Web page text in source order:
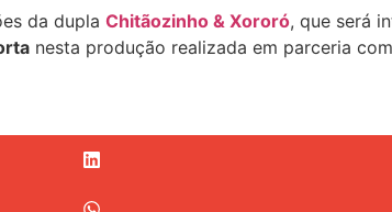
da dupla Chitãozinho & Xororó, que será
nesta produção realizada em parceria